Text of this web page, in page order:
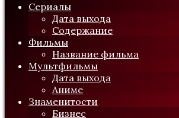
Сериалы
Дата выхода
Содержание
Фильмы
Название фильма
Мультфильмы
Дата выхода
Аниме
Знаменитости
Бизнес